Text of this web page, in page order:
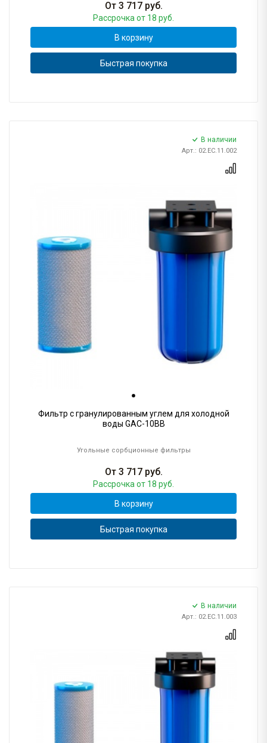
От 3 717руб.
Рассрочка от 18 руб.
В корзину
Быстрая покупка
В наличии
Арт.: 02.ЕС.11.002
Фильтр с гранулированным углем для холодной
воды GAC-10BB
Угольные сорбционные фильтры
От 3 717руб.
Рассрочка от 18 руб.
В корзину
Быстрая покупка
В наличии
Арт.: 02.ЕС.11.003